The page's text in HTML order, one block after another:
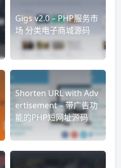
Gigs v2.0 – PHP服务市
场 分类电子商城源码
Shorten URL with Adv
ertisement – 带广告功
能的PHP短网址源码